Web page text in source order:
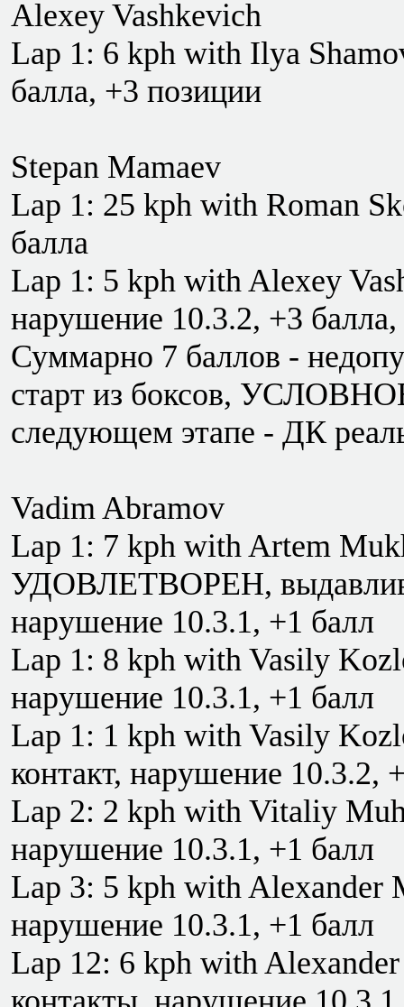
Alexey Vashkevich
Lap 1: 6 kph with Ilya
балла, +3 позиции
Stepan Mamaev
Lap 1: 25 kph with Roman
балла
Lap 1: 5 kph with Alexey
нарушение 10.3.2, +3
Суммарно 7 баллов -
старт из боксов,
следующем этапе - ДК
Vadim Abramov
Lap 1: 7 kph with Artem
УДОВЛЕТВОРЕН,
нарушение 10.3.1, +1 балл
Lap 1: 8 kph with Vasily
нарушение 10.3.1, +1 балл
Lap 1: 1 kph with Vasily
контакт, нарушение 10.3.2,
Lap 2: 2 kph with Vitaliy
нарушение 10.3.1, +1 балл
Lap 3: 5 kph with Alexander
нарушение 10.3.1, +1 балл
Lap 12: 6 kph with